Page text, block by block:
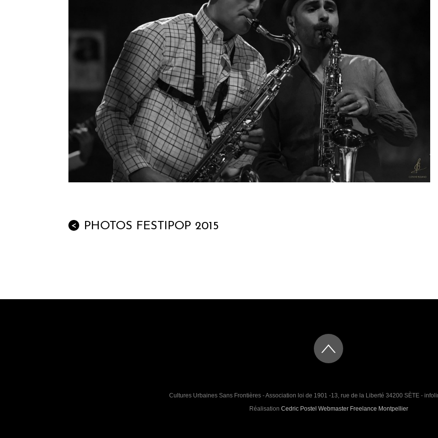
< PHOTOS FESTIPOP 2015
Cultures Urbaines Sans Frontières - Association loi de 1901 -13, rue de la Liberté 34200 SÈTE -
Réalisation Cedric Postel Webmaster Freelance Montpellier